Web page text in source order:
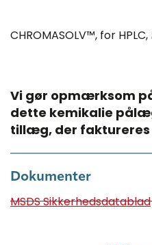
CHROMASOLV™, for HPLC,
Vi gør opmærksom
dette kemikalie
tillæg, der faktureres
Dokumenter
MSDS Sikkerhedsdatablad